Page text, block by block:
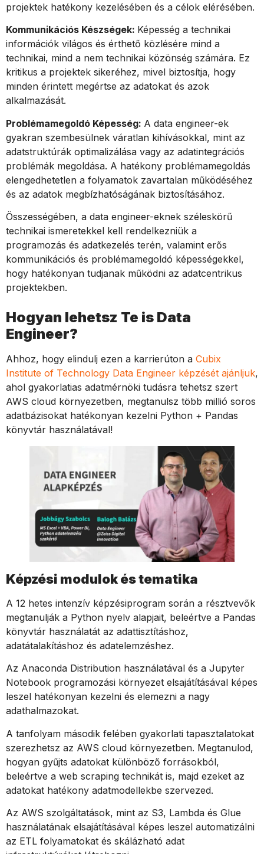
projektek hatékony kezelésében és a célok elérésében.
Kommunikációs Készségek: Képesség a technikai
információk világos és érthető közlésére mind a
technikai, mind a nem technikai közönség számára. Ez
kritikus a projektek sikeréhez, mivel biztosítja, hogy
minden érintett megértse az adatokat és azok
alkalmazását.
Problémamegoldó Képesség: A data engineer-ek
gyakran szembesülnek váratlan kihívásokkal, mint az
adatstruktúrák optimalizálása vagy az adatintegrációs
problémák megoldása. A hatékony problémamegoldás
elengedhetetlen a folyamatok zavartalan működéséhez
és az adatok megbízhatóságának biztosításához.
Összességében, a data engineer-eknek széleskörű
technikai ismeretekkel kell rendelkezniük a
programozás és adatkezelés terén, valamint erős
kommunikációs és problémamegoldó képességekkel,
hogy hatékonyan tudjanak működni az adatcentrikus
projektekben.
Hogyan lehetsz Te is Data
Engineer?
Ahhoz, hogy elindulj ezen a karrierúton a Cubix
Institute of Technology Data Engineer képzését ajánljuk,
ahol gyakorlatias adatmérnöki tudásra tehetsz szert
AWS cloud környezetben, megtanulsz több millió soros
adatbázisokat hatékonyan kezelni Python + Pandas
könyvtár használatával!
Képzési modulok és tematika
A 12 hetes intenzív képzésiprogram során a résztvevők
megtanulják a Python nyelv alapjait, beleértve a Pandas
könyvtár használatát az adattisztításhoz,
adatátalakításhoz és adatelemzéshez.
Az Anaconda Distribution használatával és a Jupyter
Notebook programozási környezet elsajátításával képes
leszel hatékonyan kezelni és elemezni a nagy
adathalmazokat.
A tanfolyam második felében gyakorlati tapasztalatokat
szerezhetsz az AWS cloud környezetben. Megtanulod,
hogyan gyűjts adatokat különböző forrásokból,
beleértve a web scraping technikát is, majd ezeket az
adatokat hatékony adatmodellekbe szervezed.
Az AWS szolgáltatások, mint az S3, Lambda és Glue
használatának elsajátításával képes leszel automatizálni
az ETL folyamatokat és skálázható adat